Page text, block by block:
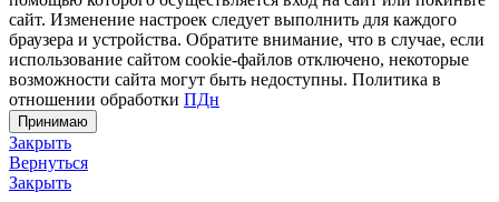
сайт. Изменение настроек следует выполнить для каждого
браузера и устройства. Обратите внимание, что в случае, если
использование сайтом cookie-файлов отключено, некоторые
возможности сайта могут быть недоступны. Политика в
отношении обработки ПДн
Принимаю
Закрыть
Вернуться
Закрыть